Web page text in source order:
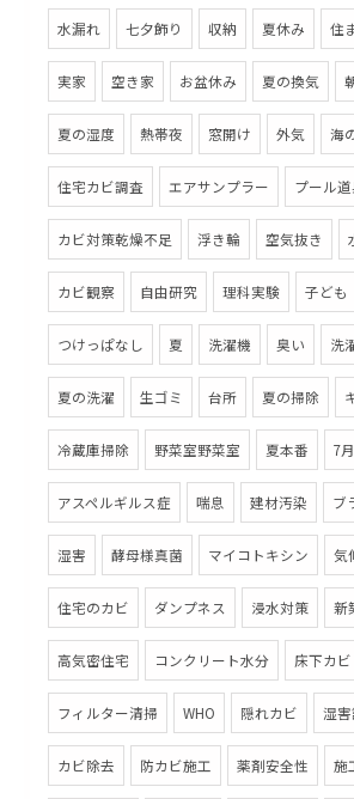
水漏れ 七夕飾り 収納 夏休み 住
実家 空き家 お盆休み 夏の換気
夏の湿度 熱帯夜 窓開け 外気 海
住宅カビ調査 エアサンプラー プール道
カビ対策乾燥不足 浮き輪 空気抜き
カビ観察 自由研究 理科実験 子ども
つけっぱなし 夏 洗濯機 臭い 洗
夏の洗濯 生ゴミ 台所 夏の掃除
冷蔵庫掃除 野菜室野菜室 夏本番 7
アスペルギルス症 喘息 建材汚染 ブ
湿害 酵母様真菌 マイコトキシン 気
住宅のカビ ダンプネス 浸水対策 新
高気密住宅 コンクリート水分 床下カビ
フィルター清掃 WHO 隠れカビ 湿
カビ除去 防カビ施工 薬剤安全性 施